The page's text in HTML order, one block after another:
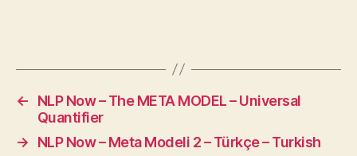
←
NLP Now – The META MODEL – Universal
Quantifier
→
NLP Now – Meta Modeli 2 – Türkçe – Turkish